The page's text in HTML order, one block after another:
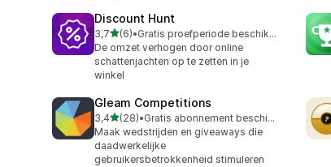
Discount Hunt
3,7van 5 sterren
(6)
6 recensies in totaal
•
Gratis proefperiode beschikbaar
De omzet verhogen door online
schattenjachten op te zetten in je
winkel
Gleam Competitions
3,4van 5 sterren
(28)
28 recensies in totaal
•
Gratis abonnement beschikbaar
Maak wedstrijden en giveaways die
daadwerkelijke
gebruikersbetrokkenheid stimuleren